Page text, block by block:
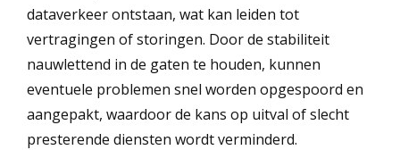
dataverkeer ontstaan, wat kan leiden tot
vertragingen of storingen. Door de stabiliteit
nauwlettend in de gaten te houden, kunnen
eventuele problemen snel worden opgespoord en
aangepakt, waardoor de kans op uitval of slecht
presterende diensten wordt verminderd.